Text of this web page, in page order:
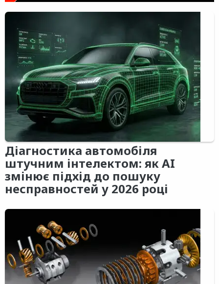
Діагностика автомобіля
штучним інтелектом: як AI
змінює підхід до пошуку
несправностей у 2026 році